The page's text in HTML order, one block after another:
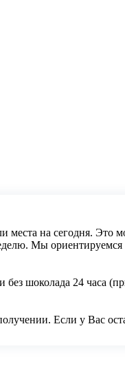
на сегодня. Это
Мы ориентируемся
без шоколада 24 часа
Если у Вас